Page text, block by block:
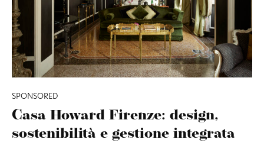
SPONSORED
Casa Howard Firenze: design,
sostenibilità e gestione integrata